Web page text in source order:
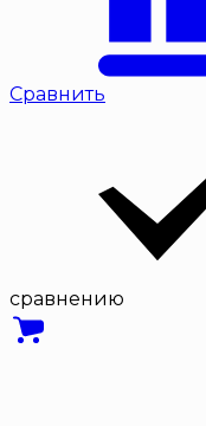
Сравнить
сравнению